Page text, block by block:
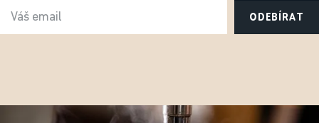
ODEBÍRAT